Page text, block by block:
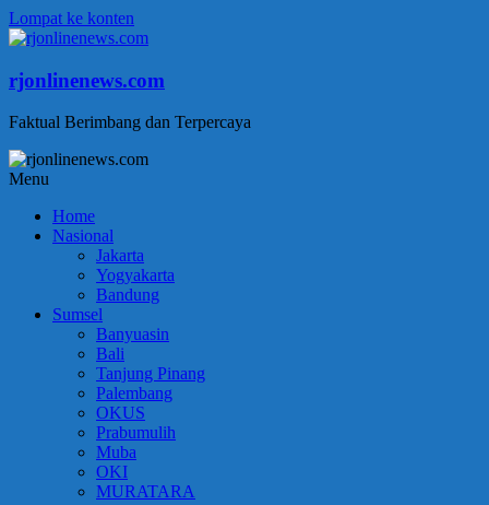
Lompat ke konten
rjonlinenews.com
Faktual Berimbang dan Terpercaya
Menu
Home
Nasional
Jakarta
Yogyakarta
Bandung
Sumsel
Banyuasin
Bali
Tanjung Pinang
Palembang
OKUS
Prabumulih
Muba
OKI
MURATARA